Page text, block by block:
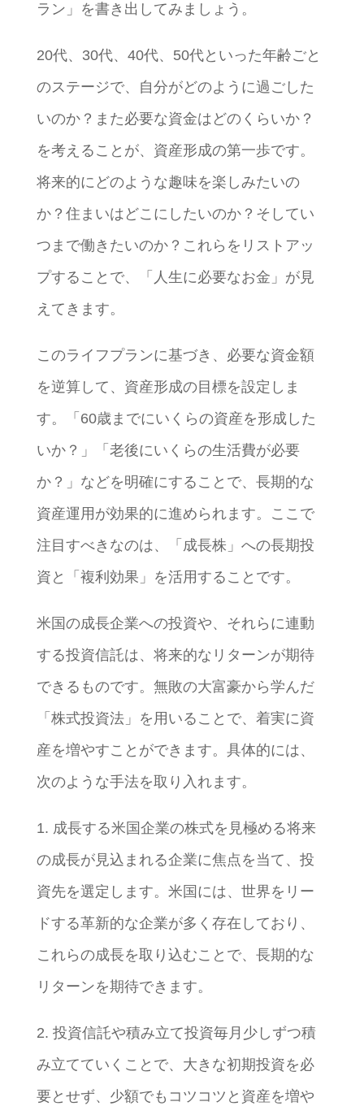
ラン」を書き出してみましょう。
20代、30代、40代、50代といった年齢ごと
のステージで、自分がどのように過ごした
いのか？また必要な資金はどのくらいか？
を考えることが、資産形成の第一歩です。
将来的にどのような趣味を楽しみたいの
か？住まいはどこにしたいのか？そしてい
つまで働きたいのか？これらをリストアッ
プすることで、「人生に必要なお金」が見
えてきます。
このライフプランに基づき、必要な資金額
を逆算して、資産形成の目標を設定しま
す。「60歳までにいくらの資産を形成した
いか？」「老後にいくらの生活費が必要
か？」などを明確にすることで、長期的な
資産運用が効果的に進められます。ここで
注目すべきなのは、「成長株」への長期投
資と「複利効果」を活用することです。
米国の成長企業への投資や、それらに連動
する投資信託は、将来的なリターンが期待
できるものです。無敗の大富豪から学んだ
「株式投資法」を用いることで、着実に資
産を増やすことができます。具体的には、
次のような手法を取り入れます。
1. 成長する米国企業の株式を見極める将来
の成長が見込まれる企業に焦点を当て、投
資先を選定します。米国には、世界をリー
ドする革新的な企業が多く存在しており、
これらの成長を取り込むことで、長期的な
リターンを期待できます。
2. 投資信託や積み立て投資毎月少しずつ積
み立てていくことで、大きな初期投資を必
要とせず、少額でもコツコツと資産を増や